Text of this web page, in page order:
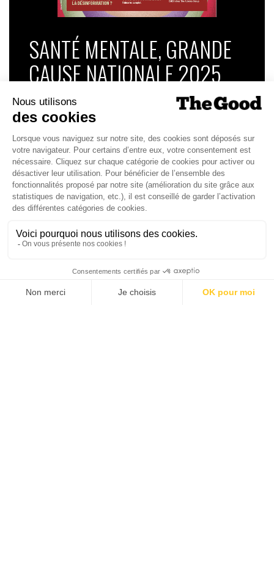
SANTÉ MENTALE, GRANDE
CAUSE NATIONALE 2025
Dans ce numéro, enquête : Comment les
médias luttent-ils contre la désinformation ? |
Palmarès complet du Grand Prix de la Good
Économie 2025 | La grande interview de Marc
Gomes, CEO France & Chief People Officer
EMEA chez The Adecco Group
J'ACHÈTE LE NUMÉRO
JE M'ABONNE 1 AN - 4 NUM.